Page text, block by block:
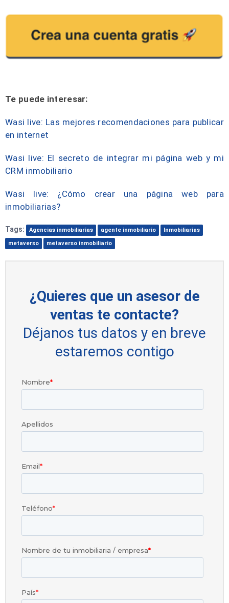
Te puede interesar:
Wasi live: Las mejores recomendaciones para publicar
en internet
Wasi live: El secreto de integrar mi página web y mi
CRM inmobiliario
Wasi live: ¿Cómo crear una página web para
inmobiliarias?
Tags: Agencias inmobiliarias agente inmobiliario
Inmobiliarias
metaverso
metaverso inmobiliario
¿Quieres que un asesor de
ventas te contacte?
Déjanos tus datos y en breve
estaremos contigo